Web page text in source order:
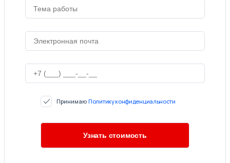
Принимаю Политику конфиденциальности